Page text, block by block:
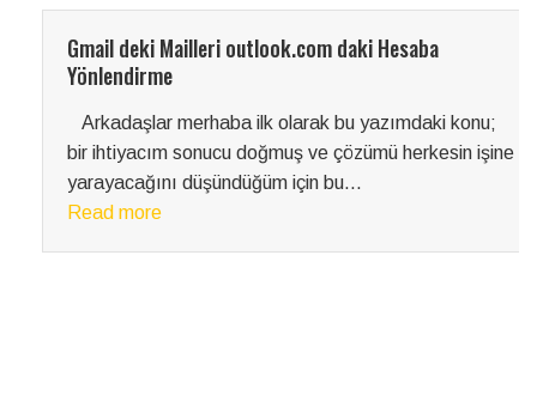
Gmail deki Mailleri outlook.com daki Hesaba
Yönlendirme
Arkadaşlar merhaba ilk olarak bu yazımdaki konu;
bir ihtiyacım sonucu doğmuş ve çözümü herkesin işine
yarayacağını düşündüğüm için bu...
Read more